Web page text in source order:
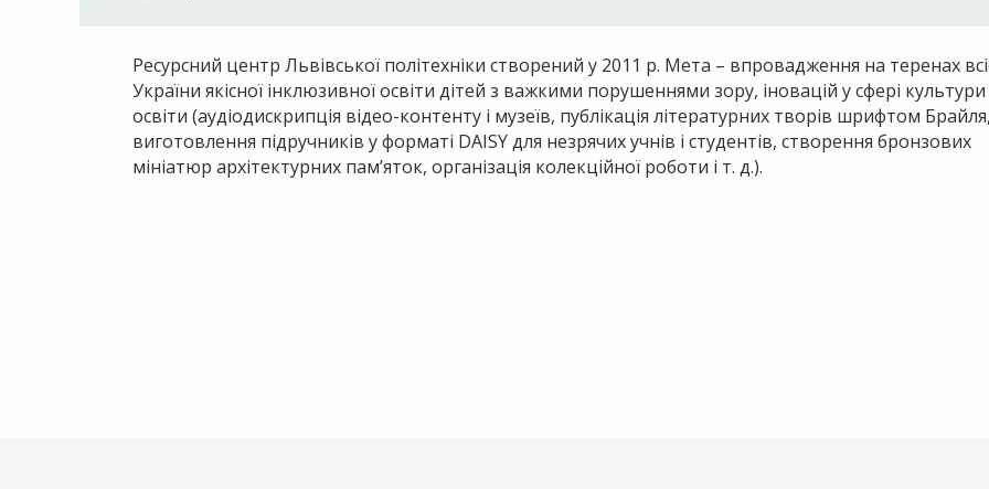
Ресурсний центр Львівської політехніки створений у 2011 р. Мета – впровадження на теренах
України якісної інклюзивної освіти дітей з важкими порушеннями зору, іновацій у сфері культури
освіти (аудіодискрипція відео-контенту і музеїв, публікація літературних творів шрифтом
виготовлення підручників у форматі DAISY для незрячих учнів і студентів, створення бронзових
мініатюр архітектурних пам’яток, організація колекційної роботи і т. д.).